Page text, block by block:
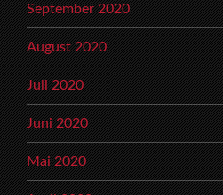
September 2020
August 2020
Juli 2020
Juni 2020
Mai 2020